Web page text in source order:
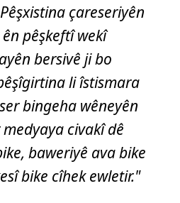
çareseriyên
pêşkeftî wekî
bersivê ji bo
li îstismara
bingeha wêneyên
civakî dê
baweriyê ava bike
bike cîhek ewletir."